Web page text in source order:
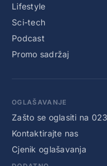
Lifestyle
Sci-tech
Podcast
Promo sadržaj
OGLAŠAVANJE
Zašto se oglasiti na
Kontaktirajte nas
Cjenik oglašavanja